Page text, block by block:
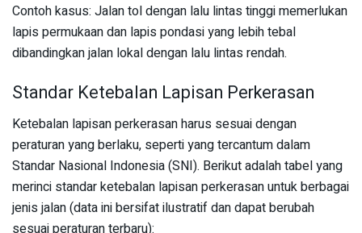
Contoh kasus: Jalan tol dengan lalu lintas tinggi memerlukan
lapis permukaan dan lapis pondasi yang lebih tebal
dibandingkan jalan lokal dengan lalu lintas rendah.
Standar Ketebalan Lapisan Perkerasan
Ketebalan lapisan perkerasan harus sesuai dengan
peraturan yang berlaku, seperti yang tercantum dalam
Standar Nasional Indonesia (SNI). Berikut adalah tabel yang
merinci standar ketebalan lapisan perkerasan untuk berbagai
jenis jalan (data ini bersifat ilustratif dan dapat berubah
sesuai peraturan terbaru):